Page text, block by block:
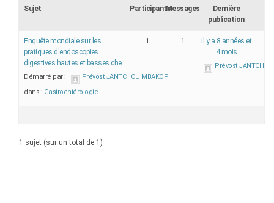
Sujet ParticipantsMessages
Dernière
publication
Enquête mondiale sur les
pratiques d'endoscopies
digestives hautes et basses che
Démarré par :
Prévost JANTCHOU MBAKOP
dans : Gastroentérologie
1 1
il y a 8 années et
4 mois
Prévost
1 sujet (sur un total de 1)